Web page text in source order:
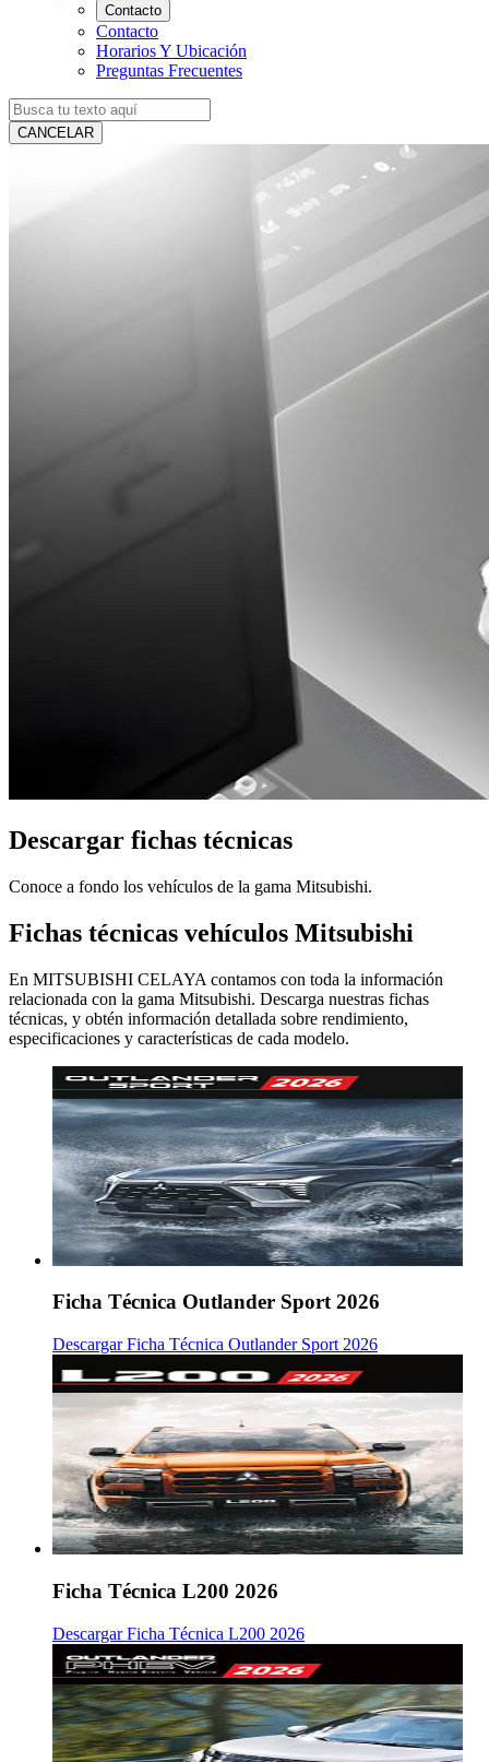
Contacto
Contacto
Horarios Y Ubicación
Preguntas Frecuentes
CANCELAR
Descargar fichas técnicas
Conoce a fondo los vehículos de la gama Mitsubishi.
Fichas técnicas vehículos Mitsubishi
En MITSUBISHI CELAYA contamos con toda la información
relacionada con la gama Mitsubishi. Descarga nuestras fichas
técnicas, y obtén información detallada sobre rendimiento,
especificaciones y características de cada modelo.
Ficha Técnica Outlander Sport 2026
Descargar Ficha Técnica Outlander Sport 2026
Ficha Técnica L200 2026
Descargar Ficha Técnica L200 2026